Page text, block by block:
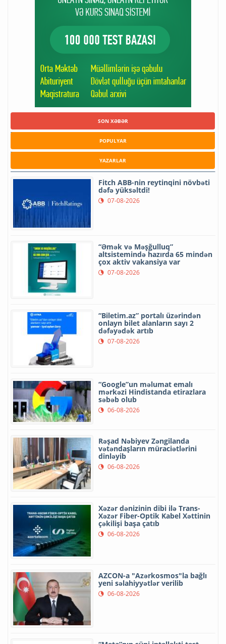
SON XƏBƏR
POPULYAR
YAZARLAR
Fitch ABB-nin reytinqini növbəti
dəfə yüksəltdi!
07-08-2026
“Əmək və Məşğulluq”
altsistemində hazırda 65 mindən
çox aktiv vakansiya var
07-08-2026
“Biletim.az” portalı üzərindən
onlayn bilet alanların sayı 2
dəfəyədək artıb
07-08-2026
“Google”un məlumat emalı
mərkəzi Hindistanda etirazlara
səbəb olub
06-08-2026
Rəşad Nəbiyev Zəngilanda
vətəndaşların müraciətlərini
dinləyib
06-08-2026
Xəzər dənizinin dibi ilə Trans-
Xəzər Fiber-Optik Kabel Xəttinin
çəkilişi başa çatıb
06-08-2026
AZCON-a "Azərkosmos"la bağlı
yeni səlahiyyətlər verilib
06-08-2026